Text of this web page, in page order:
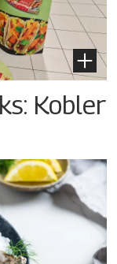
Kobler